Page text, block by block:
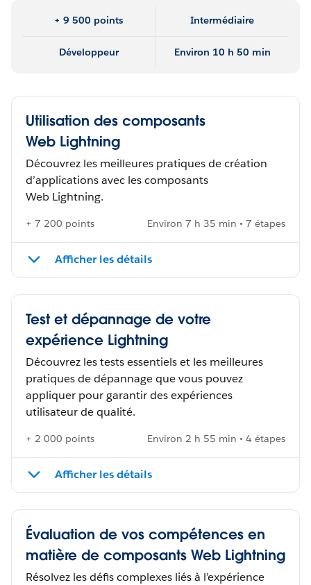
+ 9 500 points Intermédiaire
Développeur Environ 10 h 50 min
Utilisation des composants
Web Lightning
Découvrez les meilleures pratiques de création
d’applications avec les composants
Web Lightning.
+ 7 200 points Environ 7 h 35 min • 7 étapes
Afficher les détails
Test et dépannage de votre
expérience Lightning
Découvrez les tests essentiels et les meilleures
pratiques de dépannage que vous pouvez
appliquer pour garantir des expériences
utilisateur de qualité.
+ 2 000 points Environ 2 h 55 min • 4 étapes
Afficher les détails
Évaluation de vos compétences en
matière de composants Web Lightning
Résolvez les défis complexes liés à l’expérience